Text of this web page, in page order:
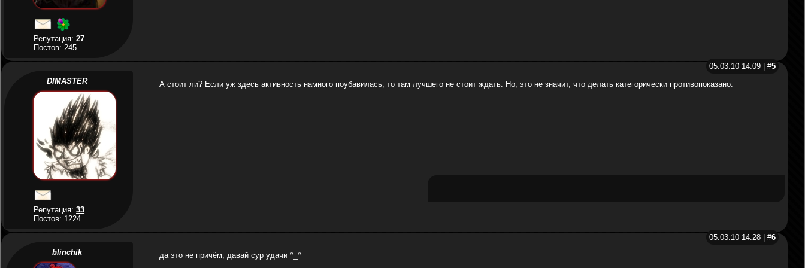
Репутация:27
Постов: 245
05.03.10 14:09 | #5
DIMASTER
Репутация:33
Постов: 1224
А стоит ли? Если уж здесь активность намного поубавилась, то там лучшего не стоит ждать. Но, это не значит, что делать категорически противопоказано.
05.03.10 14:28 | #6
blinchik
да это не причём, давай сур удачи ^_^